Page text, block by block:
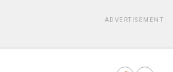
ADVERTISEMENT